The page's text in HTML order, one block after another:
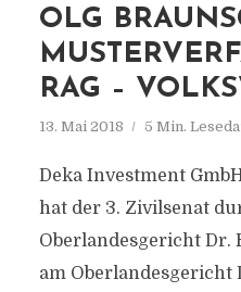
OLG
RAG –
13. Mai 2018 5 Min.
Deka Investment
hat der 3. Zivilsenat
Oberlandesgericht Dr.
am Oberlandesgericht